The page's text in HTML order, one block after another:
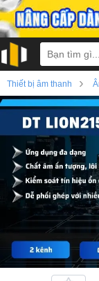
Thiết bị âm thanh ›